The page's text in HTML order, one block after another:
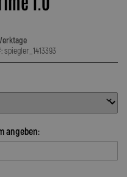
angeben: